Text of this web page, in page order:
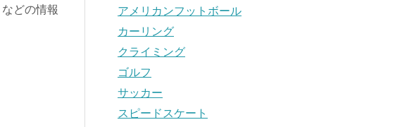
どの情報
アメリカンフットボール
カーリング
クライミング
ゴルフ
サッカー
スピードスケート